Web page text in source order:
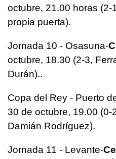
octubre, 21.00 horas (2-
propia puerta).
Jornada 10 - Osasuna-
octubre, 18.30 (2-3,
Durán)..
Copa del Rey - Puerto
30 de octubre, 19.00 (0-
Damián Rodríguez).
Jornada 11 - Levante-